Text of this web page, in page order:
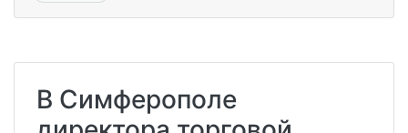
В Симферополе